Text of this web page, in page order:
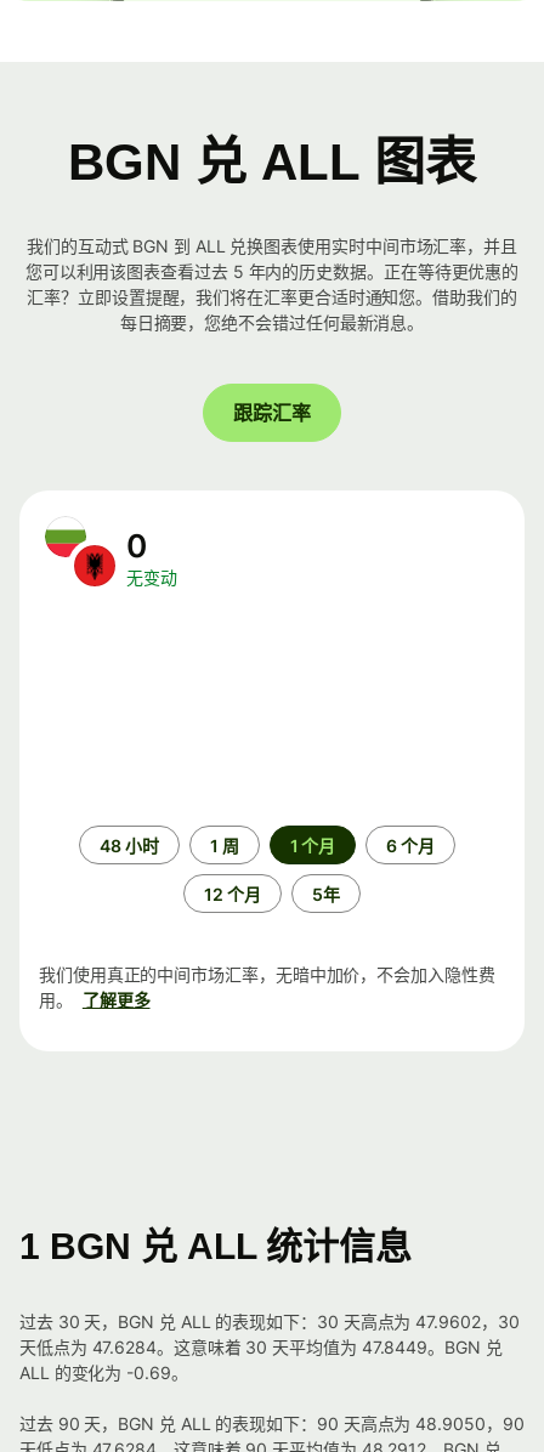
BGN 兑 ALL 图表
我们的互动式 BGN 到 ALL 兑换图表使用实时中间市场汇率，并且
您可以利用该图表查看过去 5 年内的历史数据。正在等待更优惠的
汇率？立即设置提醒，我们将在汇率更合适时通知您。借助我们的
每日摘要，您绝不会错过任何最新消息。
跟踪汇率
0
无变动
48 小时 1 周 1 个月 6 个月
12 个月 5年
我们使用真正的中间市场汇率，无暗中加价，不会加入隐性费
用。
了解更多
1 BGN 兑 ALL 统计信息
过去 30 天，BGN 兑 ALL 的表现如下：30 天高点为 47.9602，30
天低点为 47.6284。这意味着 30 天平均值为 47.8449。BGN 兑
ALL 的变化为 -0.69。
过去 90 天，BGN 兑 ALL 的表现如下：90 天高点为 48.9050，90